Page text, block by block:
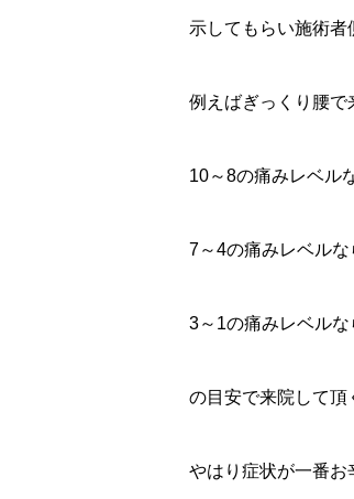
示してもらい施術者
例えばぎっくり腰で
10～8の痛みレベル
7～4の痛みレベル
3～1の痛みレベル
の目安で来院して頂
やはり症状が一番お